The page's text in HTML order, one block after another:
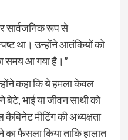
सार्वजनिक रूप से
था। उन्होंने आतंकियों को
समय आ गया है।”
कहा कि ये हमला केवल
बेटे, भाई या जीवन साथी को
मीटिंग की अध्यक्षता
का फैसला किया ताकि हालात